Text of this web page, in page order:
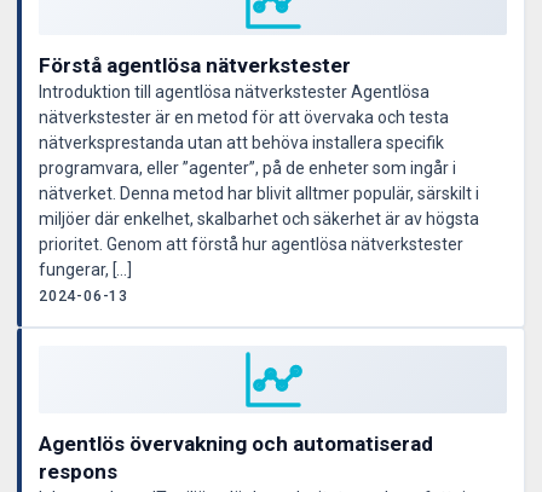
Förstå agentlösa nätverkstester
Introduktion till agentlösa nätverkstester Agentlösa
nätverkstester är en metod för att övervaka och testa
nätverksprestanda utan att behöva installera specifik
programvara, eller ”agenter”, på de enheter som ingår i
nätverket. Denna metod har blivit alltmer populär, särskilt i
miljöer där enkelhet, skalbarhet och säkerhet är av högsta
prioritet. Genom att förstå hur agentlösa nätverkstester
fungerar, […]
2024-06-13
Agentlös övervakning och automatiserad
respons